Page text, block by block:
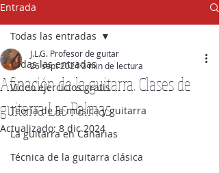
Entrada
Todas las entradas
Video ejercicios gratis
Teoría de la música y guitarra
La guitarra en Canarias
Técnica de la guitarra clásica
Todas las entradas
Afinación de la guitarra. Clases de
guitarra Las Palmas
J.L.G. Profesor de guitar
26 sept 20243 min de lectura
Actualizado: 8 dic 2024